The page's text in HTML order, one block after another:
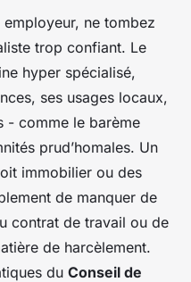
ne tombez
trop confiant. Le
hyper spécialisé,
ses usages locaux,
- comme le barème
prud’homales. Un
immobilier ou des
de manquer de
contrat de travail ou de
de harcèlement.
du Conseil de